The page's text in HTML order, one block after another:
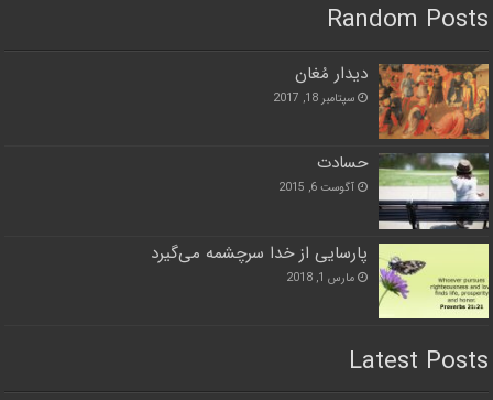
Random Posts
دیدار مُغان
سپتامبر 18, 2017
حسادت
آگوست 6, 2015
پارسایی از خدا سرچشمه می‌گیرد
مارس 1, 2018
Latest Posts